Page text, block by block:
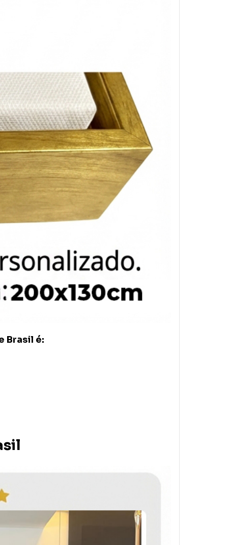
Brasil é: